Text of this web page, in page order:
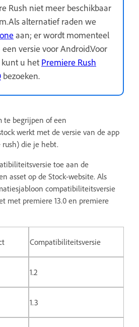
Rush niet meer beschikbaar
alternatief raden we
aan; er wordt momenteel
versie voor Android.Voor
u het Premiere Rush
bezoeken.
te begrijpen of een
werkt met de versie van de app
die je hebt.
toe aan de
asset op de Stock-website. Als
compatibiliteitsversie
met premiere 13.0 en premiere
Compatibiliteitsversie
1.2
1.3